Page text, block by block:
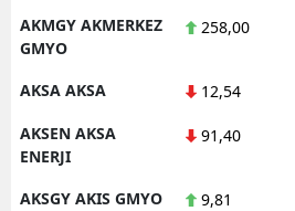
AKMGY AKMERKEZ
GMYO
258,00
AKSA AKSA 12,54
AKSEN AKSA
ENERJI
91,40
AKSGY AKIS GMYO 9,81